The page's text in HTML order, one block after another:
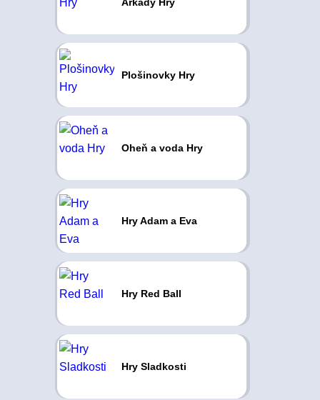
Plošinovky Hry
Oheň a voda Hry
Hry Adam a Eva
Hry Red Ball
Hry Sladkosti